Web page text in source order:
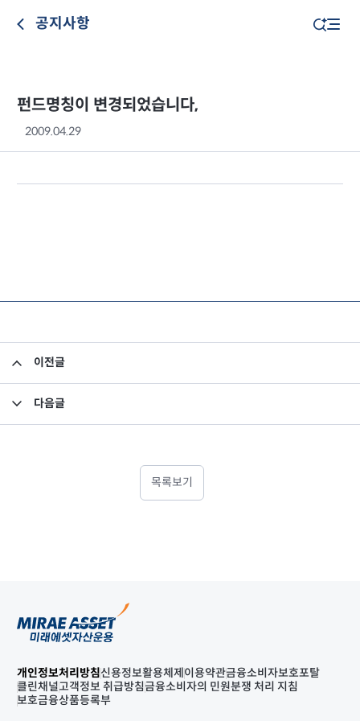
공지사항
펀드명칭이 변경되었습니다,
2009.04.29
이전글
다음글
목록보기
개인정보처리방침신용정보활용체제 이용약관금융소비자보호포탈
클린채널고객정보 취급방침금융소비자의 민원분쟁 처리 지침
보호금융상품등록부